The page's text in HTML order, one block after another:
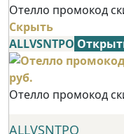
Отелло промокод
Скрыть
ALLVSNTPO
Отелло промокод
ALLVSNTPO